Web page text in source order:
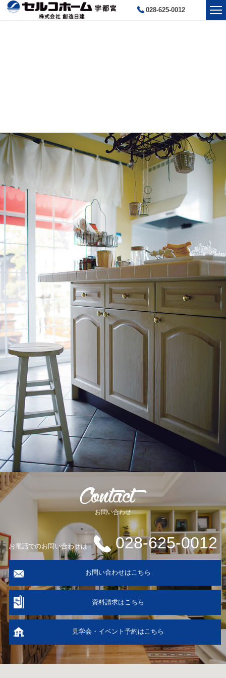
028-625-0012
お問い合わせ
お電話でのお問い合わせは 028-625-0012
お問い合わせはこちら
資料請求はこちら
見学会・イベント予約はこちら